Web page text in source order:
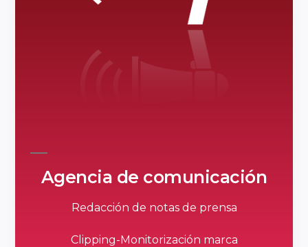
Agencia de comunicación
Redacción de notas de prensa
Clipping-Monitorización marca